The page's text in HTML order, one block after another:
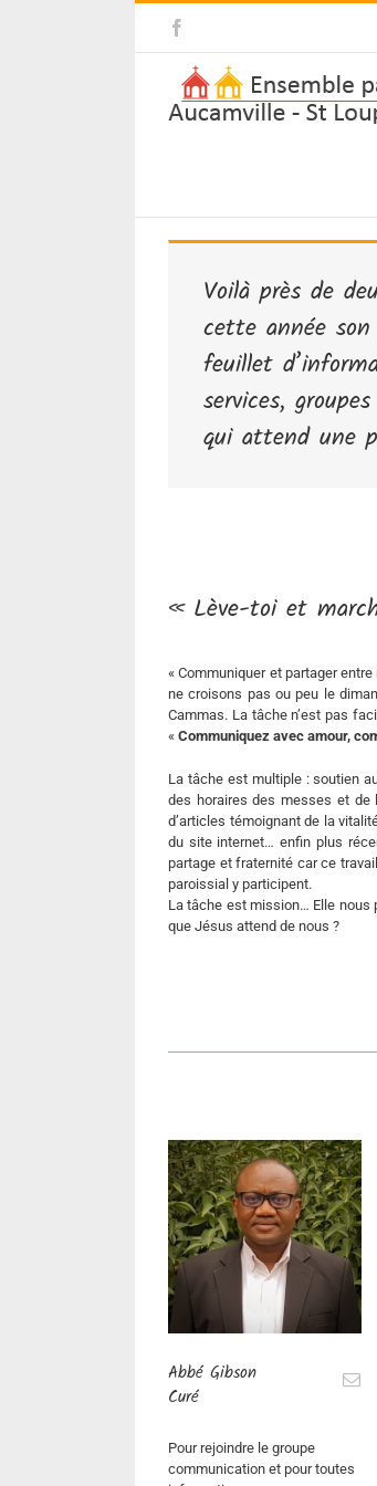
Voilà près de
cette année
feuillet
services,
qui attend une
« Lève-toi et
« Communiquer et partager
ne croisons pas ou peu le
Cammas. La tâche n’est pas
« Communiquez avec amour,
La tâche est multiple : soutien
des horaires des messes et de
d’articles témoignant de la
du site internet… enfin plus
partage et fraternité car ce
paroissial y participent.
La tâche est mission… Elle nous
que Jésus attend de nous ?
Abbé Gibson
Curé
Pour rejoindre le groupe
communication et pour toutes